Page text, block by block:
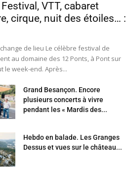
VTT, cabaret
cirque, nuit des étoiles… :
change de lieu Le célèbre festival de
au domaine des 12 Ponts, à Pont sur
le week-end. Après...
Grand Besançon. Encore
plusieurs concerts à vivre
pendant les « Mardis des...
Hebdo en balade. Les Granges
Dessus et vues sur le château...